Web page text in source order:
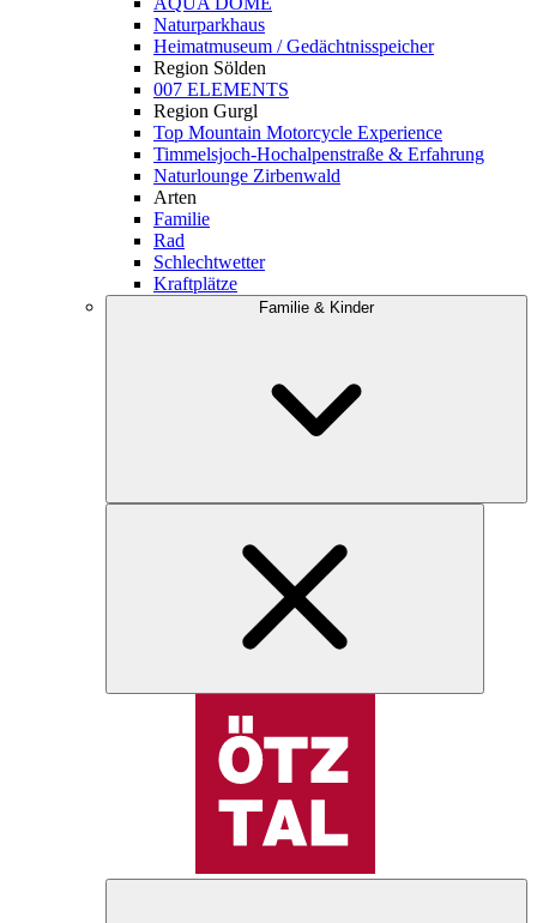
Naturparkhaus
Heimatmuseum / Gedächtnisspeicher
Region Sölden
007 ELEMENTS
Region Gurgl
Top Mountain Motorcycle Experience
Timmelsjoch-Hochalpenstraße & Erfahrung
Naturlounge Zirbenwald
Arten
Familie
Rad
Schlechtwetter
Kraftplätze
Familie & Kinder